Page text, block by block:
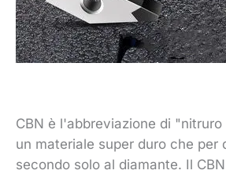
CBN è l'abbreviazione di
un materiale super duro che per
secondo solo al diamante. Il